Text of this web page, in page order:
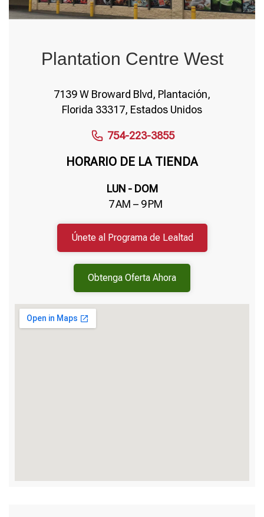
Plantation Centre West
7139 W Broward Blvd, Plantación,
Florida 33317, Estados Unidos
754-223-3855
HORARIO DE LA TIENDA
LUN - DOM
7 AM – 9 PM
Únete al Programa de Lealtad
Obtenga Oferta Ahora